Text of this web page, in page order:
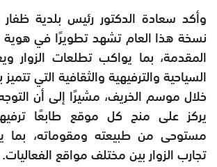
وأكد سعادة الدكتور رئيس بلدية ظفار
نسخة هذا العام تشهد تطويرًا في هوية
المقدمة، بما يواكب تطلعات الزوار
السياحية والترفيهية والثقافية التي
خلال موسم الخريف، مشيرًا إلى أن
يركز على منح كل موقع طابعًا
مستوحى من طبيعته ومقوماته،
تجارب الزوار بين مختلف مواقع الفعاليات.